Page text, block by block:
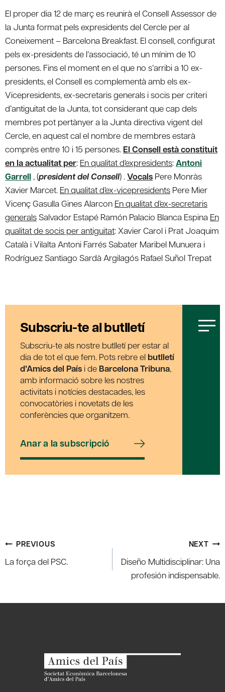
El proper dia 12 de març es reunirà el Consell Assessor de
la Junta format pels expresidents del Cercle per al
Coneixement – Barcelona Breakfast. El consell, configurat
pels ex-presidents de l’associació, té un mínim de 10
persones. Fins el moment en el que no s’arribi a 10 ex-
presidents, el Consell es complementà amb els ex-
Vicepresidents, ex-secretaris generals i socis per criteri
d’antiguitat de la Junta, tot considerant que cap dels
membres pot pertànyer a la Junta directiva vigent del
Cercle, en aquest cal el nombre de membres estarà
comprès entre 10 i 15 persones. El Consell està constituit
en la actualitat per: En qualitat d’expresidents:Antoni
Garrell , (president del Consell) .Vocals Pere Monràs
Xavier Marcet. En qualitat d’ex-vicepresidents Pere Mier
Vicenç Gasulla Gines Alarcon En qualitat d’ex-secretaris
generalsSalvador Estapé Ramón Palacio Blanca Espina En
qualitat de socis per antiguitat: Xavier Carol i Prat Joaquim
Català i Vilalta Antoni Farrés Sabater Maribel Munuera i
Rodríguez Santiago Sardà Argilagós Rafael Suñol Trepat
Subscriu-te al butlletí
Subscriu-te als nostre butlletí per estar al
dia de tot el que fem. Pots rebre el butlletí
d’Amics del País i de Barcelona Tribuna,
amb informació sobre les nostres
activitats i notícies destacades, les
convocatòries i novetats de les
conferències que organitzem.
Anar a la subscripció
Post
navigation
PREVIOUS
La força del PSC.
NEXT
Diseño Multidisciplinar: Una
profesión indispensable.